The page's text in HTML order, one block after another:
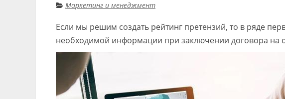
Маркетинг и менеджмент
Если мы решим создать рейтинг претензий, то в ряде
необходимой информации при заключении договора на